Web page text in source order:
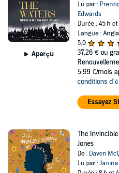
Aperçu
Lu par :
Edwards
Durée : 45 h
Langue :
5,0
37,26 € ou
5,99 €/mois
conditions
Essayez
The
Jones
De : Daven
Lu par :